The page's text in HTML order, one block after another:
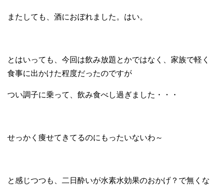
またしても、酒におぼれました。はい。
とはいっても、今回は飲み放題とかではなく、家族で軽く
食事に出かけた程度だったのですが
つい調子に乗って、飲み食べし過ぎました・・・
せっかく痩せてきてるのにもったいないわ～
と感じつつも、二日酔いが水素水効果のおかげ？で無くな